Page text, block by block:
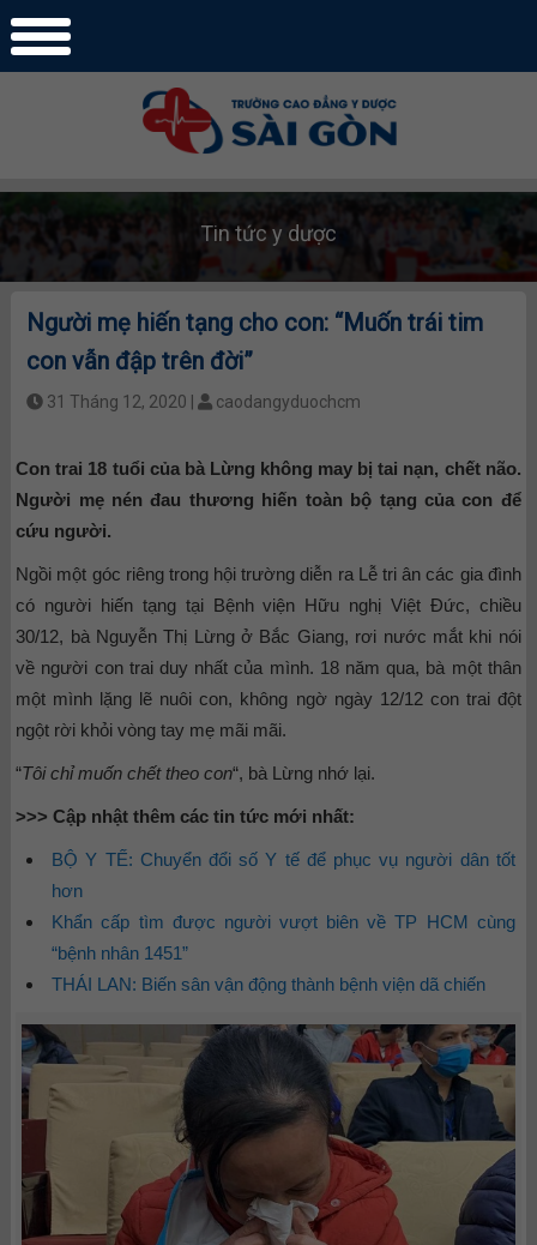
Tin tức y dược
Người mẹ hiến tạng cho con: “Muốn trái tim
con vẫn đập trên đời”
31 Tháng 12, 2020 | caodangyduochcm
Con trai 18 tuổi của bà Lừng không may bị tai nạn, chết não.
Người mẹ nén đau thương hiến toàn bộ tạng của con để
cứu người.
Ngồi một góc riêng trong hội trường diễn ra Lễ tri ân các gia đình
có người hiến tạng tại Bệnh viện Hữu nghị Việt Đức, chiều
30/12, bà Nguyễn Thị Lừng ở Bắc Giang, rơi nước mắt khi nói
về người con trai duy nhất của mình. 18 năm qua, bà một thân
một mình lặng lẽ nuôi con, không ngờ ngày 12/12 con trai đột
ngột rời khỏi vòng tay mẹ mãi mãi.
“Tôi chỉ muốn chết theo con“, bà Lừng nhớ lại.
>>> Cập nhật thêm các tin tức mới nhất:
BỘ Y TẾ: Chuyển đổi số Y tế để phục vụ người dân tốt
hơn
Khẩn cấp tìm được người vượt biên về TP HCM cùng
“bệnh nhân 1451”
THÁI LAN: Biến sân vận động thành bệnh viện dã chiến